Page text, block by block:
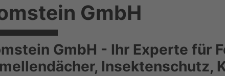
GmbH
GmbH - Ihr Experte für
Insektenschutz,